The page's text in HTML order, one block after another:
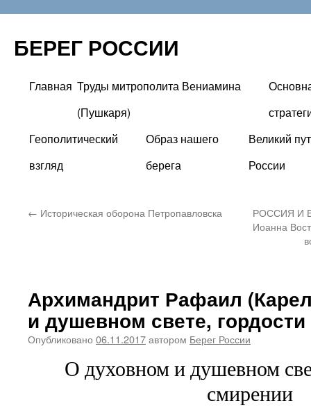
БЕРЕГ РОССИИ
Перейти
содержимому
Главная Труды митрополита Вениамина
(Пушкаря)
Геополитический
взгляд
Образ нашего
берега
Великий
России
← Историческая оборона Петропавловска
РОССИЯ И
Иоанна
Архимандрит Рафаил
и душевном свете,
Опубликовано 06.11.2017автором Берег России
О духовном и душевном
смирении